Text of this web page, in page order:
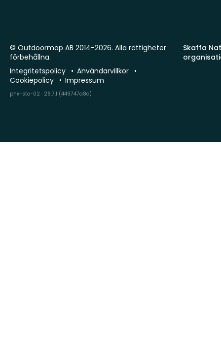
Skaffa
© Outdoormap AB 2014-2026. Alla rättigheter
förbehållna.
Integritetspolicy
Användarvillkor
Cookiepolicy
Impressum
phx-sto-02 · 26.7.1 (449747a8c)